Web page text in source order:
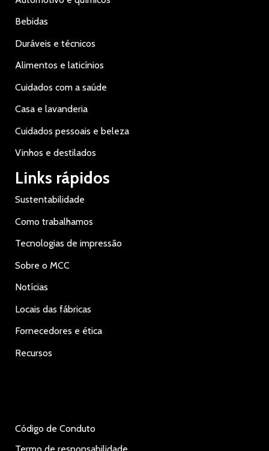
Bebidas
Duráveis e técnicos
Alimentos e laticínios
Cuidados com a saúde
Casa e lavanderia
Cuidados pessoais e beleza
Vinhos e destilados
Links rápidos
Sustentabilidade
Como trabalhamos
Tecnologias de impressão
Sobre o MCC
Notícias
Locais das fábricas
Fornecedores e ética
Recursos
Código de Conduto